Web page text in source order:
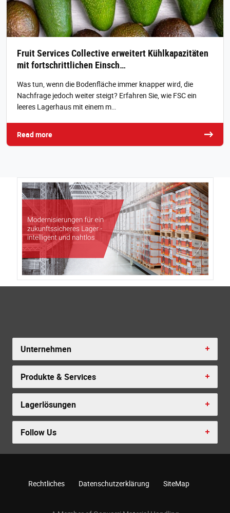
Fruit Services Collective erweitert Kühlkapazitäten
mit fortschrittlichen Einsch…
Was tun, wenn die Bodenfläche immer knapper wird, die
Nachfrage jedoch weiter steigt? Erfahren Sie, wie FSC ein
leeres Lagerhaus mit einem m…
Read more
Unternehmen
Produkte & Services
Lagerlösungen
Follow Us
Rechtliches Datenschutzerklärung SiteMap